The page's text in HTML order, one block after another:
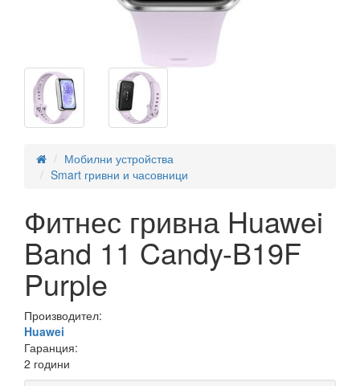
Мобилни устройства
Smart гривни и часовници
Фитнес гривна Huawei
Band 11 Candy-B19F
Purple
Производител:
Huawei
Гаранция:
2 години